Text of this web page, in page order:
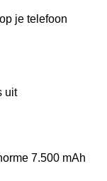
je telefoon
uit
7.500 mAh